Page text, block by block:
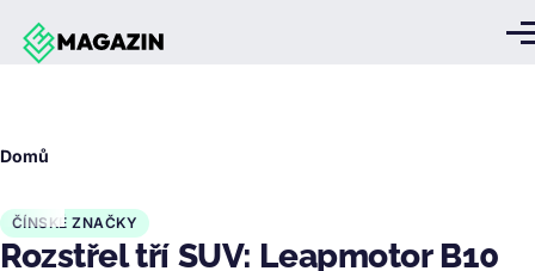
Přejít k hlavnímu obsahu
Domů
ČÍNSKÉ ZNAČKY
Rozstřel tří SUV: Leapmotor B10